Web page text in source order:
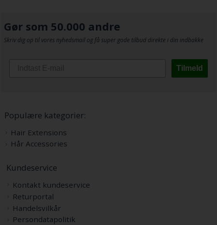
Gør som 50.000 andre
Skriv dig op til vores nyhedsmail og få super gode tilbud direkte i din indbakke
Tilmeld
Populære kategorier:
Hair Extensions
Hår Accessories
Kundeservice
Kontakt kundeservice
Returportal
Handelsvilkår
Persondatapolitik